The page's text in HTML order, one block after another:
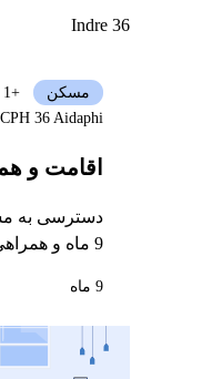
Indre 36
اقامت و
دسترسی به
9 ماه و همراهی
مسکن
+1
CPH 36 Aidaphi
9 ماه